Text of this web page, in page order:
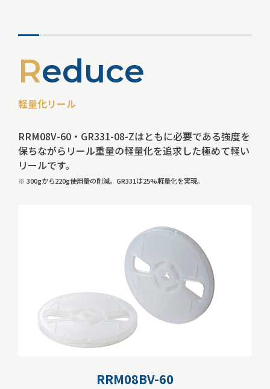
Reduce
軽量化リール
RRM08V-60・GR331-08-Zはともに必要である強度を
保ちながらリール重量の軽量化を追求した極めて軽い
リールです。
※ 300gから220g使用量の削減。GR331は25%軽量化を実現。
RRM08BV-60